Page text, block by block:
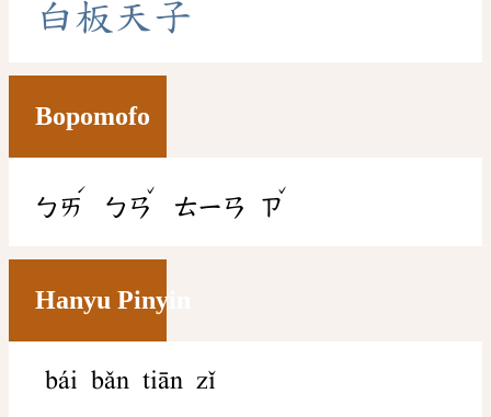
白板 天 子
Bopomofo
ㄅㄞ
ˊ
ㄅㄢ
ˇ
ㄊㄧㄢ ㄗ
ˇ
Hanyu Pinyin
bái bǎn tiān zǐ